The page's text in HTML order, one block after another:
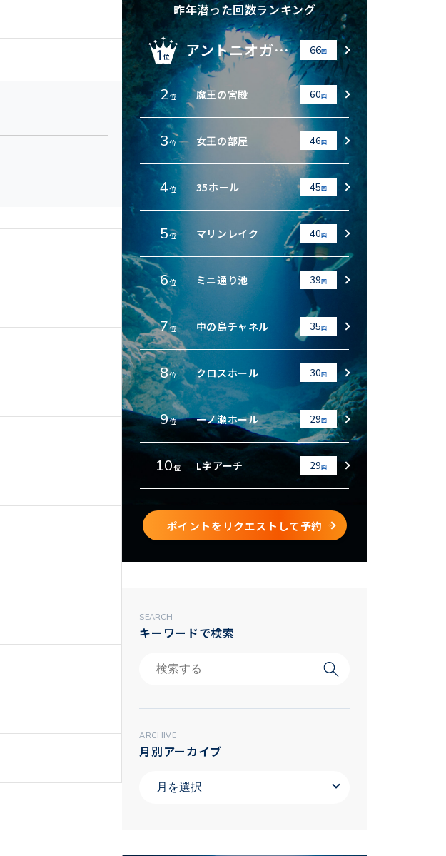
昨年潜った回数ランキング
アントニオガウディ 66回
2位 魔王の宮殿 60回
3位 女王の部屋 46回
4位 35ホール 45回
5位 マリンレイク 40回
6位 ミニ通り池 39回
7位 中の島チャネル 35回
8位 クロスホール 30回
9位 一ノ瀬ホール 29回
10位 L字アーチ 29回
ポイントをリクエストして予約
SEARCH
キーワードで検索
ARCHIVE
月別アーカイブ